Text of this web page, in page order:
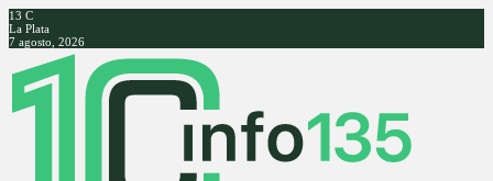
13 C
La Plata
7 agosto, 2026
Facebook
Twitter
Instagram
Youtube